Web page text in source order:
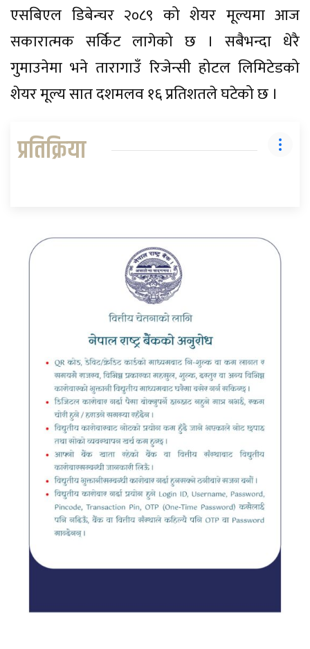
एसबिएल डिबेन्चर २०८९ को शेयर मूल्यमा आज
सकारात्मक सर्किट लागेको छ । सबैभन्दा धेरै
गुमाउनेमा भने तारागाउँ रिजेन्सी होटल लिमिटेडको
शेयर मूल्य सात दशमलव १६ प्रतिशतले घटेको छ ।
प्रतिक्रिया